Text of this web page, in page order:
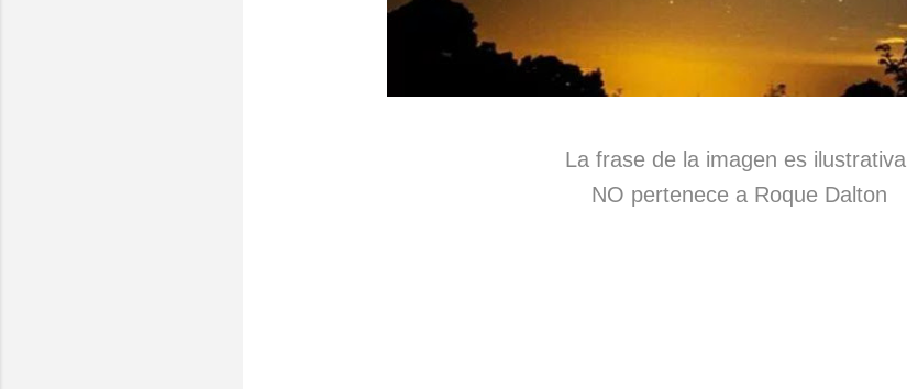
La frase de la imagen es ilustrativa
NO pertenece a Roque Dalton